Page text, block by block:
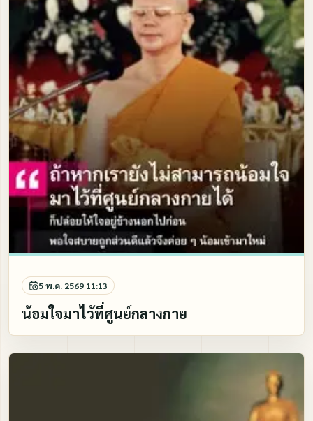
5 พ.ค. 2569 11:13
น้อมใจมาไว้ที่ศูนย์กลางกาย